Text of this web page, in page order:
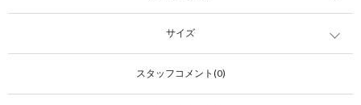
サイズ
スタッフコメント(0)